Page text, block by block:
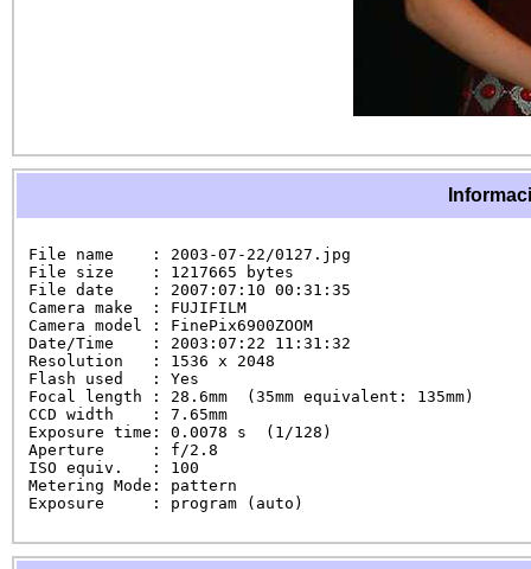
File name    : 2003-07-22/0127.jpg
File size    : 1217665 bytes
File date    : 2007:07:10 00:31:35
Camera make  : FUJIFILM
Camera model : FinePix6900ZOOM
Date/Time    : 2003:07:22 11:31:32
Resolution   : 1536 x 2048
Flash used   : Yes
Focal length : 28.6mm  (35mm equivalent: 135mm)
CCD width    : 7.65mm
Exposure time: 0.0078 s  (1/128)
Aperture     : f/2.8
ISO equiv.   : 100
Metering Mode: pattern
Exposure     : program (auto)